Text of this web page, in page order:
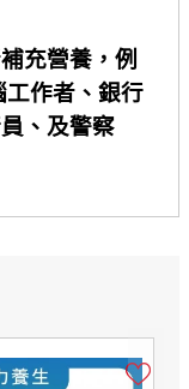
充營養，例
作者、銀行
、及警察